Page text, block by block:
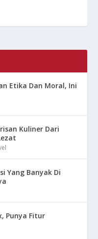
Etika Dan Moral, Ini
Kuliner Dari
Yang Banyak Di
Punya Fitur